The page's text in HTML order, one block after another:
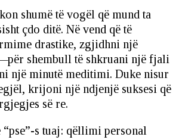
shumë të vogël që mund ta
çdo ditë. Në vend që të
drastike, zgjidhni një
shembull të shkruani një fjali
një minutë meditimi. Duke nisur
krijoni një ndjenjë suksesi që
së re.
s tuaj: qëllimi personal